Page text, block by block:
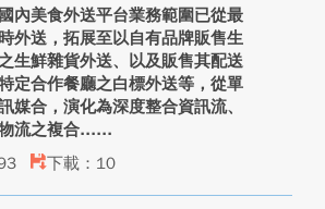
內美食外送平台業務範圍已從最
外送，拓展至以自有品牌販售生
生鮮雜貨外送、以及販售其配送
定合作餐廳之白標外送等，從單
媒合，演化為深度整合資訊流、
流之複合...
下載：10